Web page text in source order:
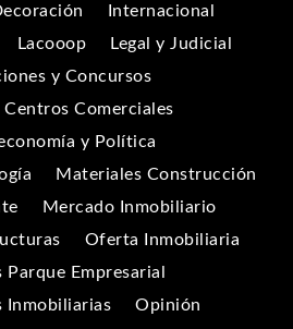
Internacional
Lacooop
Legal y Judicial
y Concursos
Centros Comerciales
y Política
Materiales Construcción
Mercado Inmobiliario
Oferta Inmobiliaria
Empresarial
Inmobiliarias
Opinión